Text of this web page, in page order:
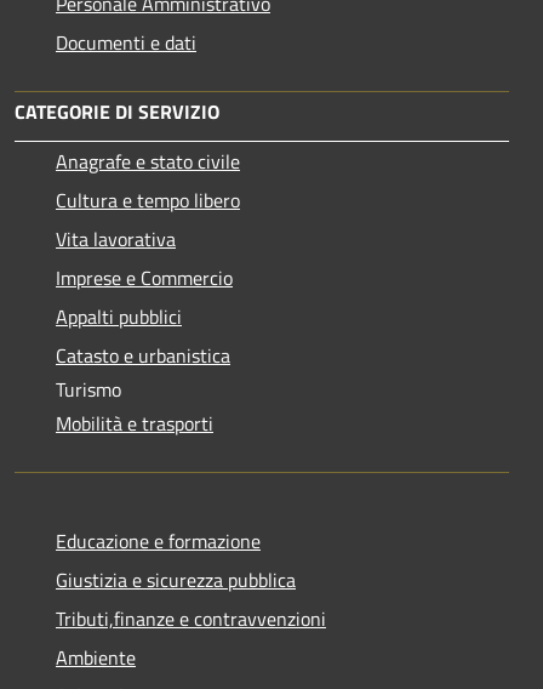
Documenti e dati
CATEGORIE DI SERVIZIO
Anagrafe e stato civile
Cultura e tempo libero
Vita lavorativa
Imprese e Commercio
Appalti pubblici
Catasto e urbanistica
Turismo
Mobilità e trasporti
Educazione e formazione
Giustizia e sicurezza pubblica
Tributi,finanze e contravvenzioni
Ambiente